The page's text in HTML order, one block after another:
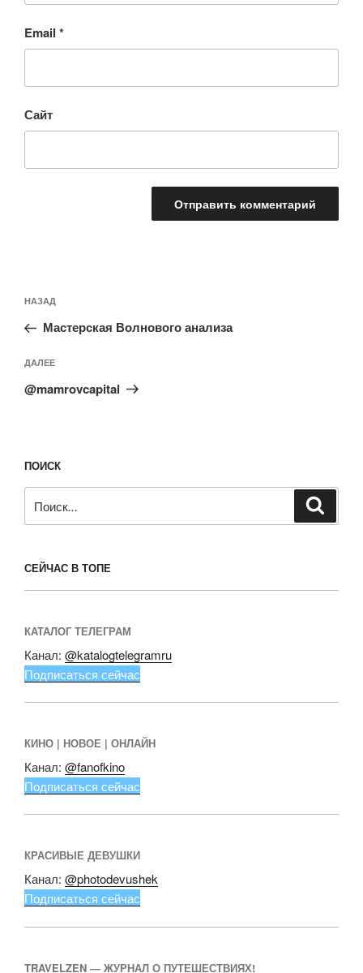
Email *
Сайт
по
записям
Предыдущая
запись:
НАЗАД
Мастерская Волнового анализа
Следующая
запись
ДАЛЕЕ
@mamrovcapital
ПОИСК
СЕЙЧАС В ТОПЕ
КАТАЛОГ ТЕЛЕГРАМ
Канал: @katalogtelegramru
Подписаться сейчас
КИНО | НОВОЕ | ОНЛАЙН
Канал: @fanofkino
Подписаться сейчас
КРАСИВЫЕ ДЕВУШКИ
Канал: @photodevushek
Подписаться сейчас
TRAVELZEN — ЖУРНАЛ О ПУТЕШЕСТВИЯХ!